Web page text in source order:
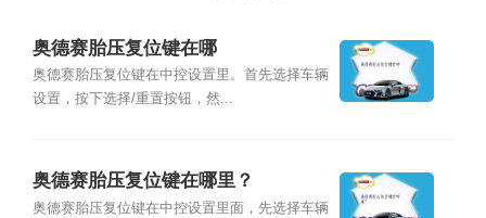
奥德赛胎压复位键在哪
奥德赛胎压复位键在中控设置里。首先选择车辆
设置，按下选择/重置按钮，然...
奥德赛胎压复位键在哪里？
奥德赛胎压复位键在中控设置里面，先选择车辆